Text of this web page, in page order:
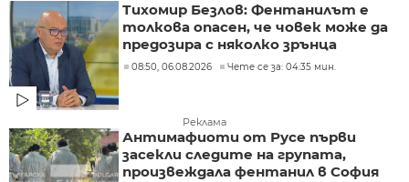
Тихомир Безлов: Фентанилът е
толкова опасен, че човек може да
предозира с няколко зрънца
08:50, 06.08.2026 Чете се за: 04:35 мин.
Реклама
Антимафиоти от Русе първи
засекли следите на групата,
произвеждала фентанил в София